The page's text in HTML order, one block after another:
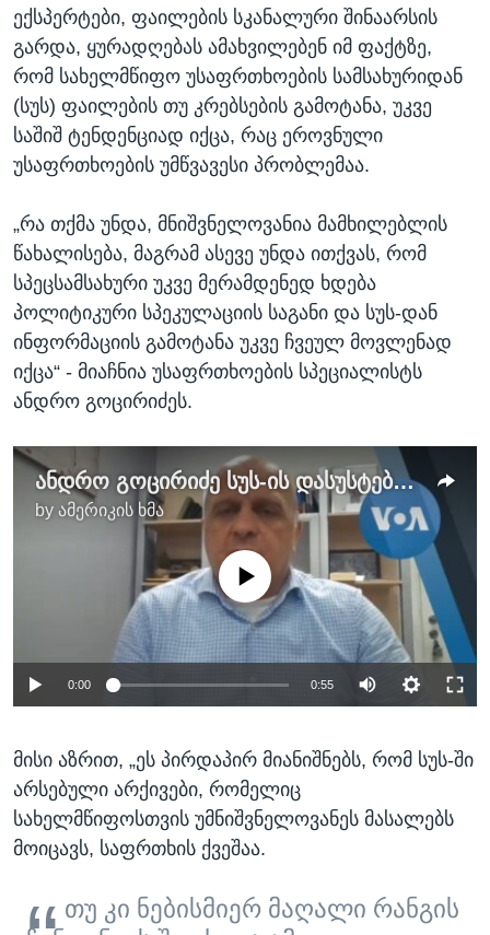
ექსპერტები, ფაილების სკანალური შინაარსის
გარდა, ყურადღებას ამახვილებენ იმ ფაქტზე,
რომ სახელმწიფო უსაფრთხოების სამსახურიდან
(სუს) ფაილების თუ კრებსების გამოტანა, უკვე
საშიშ ტენდენციად იქცა, რაც ეროვნული
უსაფრთხოების უმწვავესი პრობლემაა.
„რა თქმა უნდა, მნიშვნელოვანია მამხილებლის
წახალისება, მაგრამ ასევე უნდა ითქვას, რომ
სპეცსამსახური უკვე მერამდენედ ხდება
პოლიტიკური სპეკულაციის საგანი და სუს-დან
ინფორმაციის გამოტანა უკვე ჩვეულ მოვლენად
იქცა“ - მიაჩნია უსაფრთხოების სპეციალისტს
ანდრო გოცირიძეს.
ანდრო გოცირიძე სუს-ის დასუსტების შესახებ
by ამერიკის ხმა
No media source currently available
0:00 0:55
მისი აზრით, „ეს პირდაპირ მიანიშნებს, რომ სუს-ში
არსებული არქივები, რომელიც
სახელმწიფოსთვის უმნიშვნელოვანეს მასალებს
მოიცავს, საფრთხის ქვეშაა.
თუ კი ნებისმიერ მაღალი რანგის